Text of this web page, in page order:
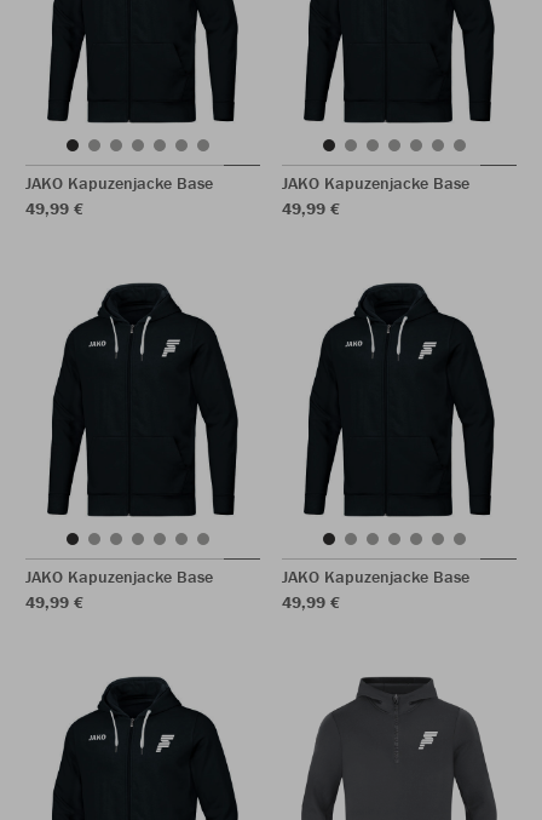
JAKO Kapuzenjacke Base
49,99 €
JAKO Kapuzenjacke Base
49,99 €
JAKO Kapuzenjacke Base
49,99 €
JAKO Kapuzenjacke Base
49,99 €